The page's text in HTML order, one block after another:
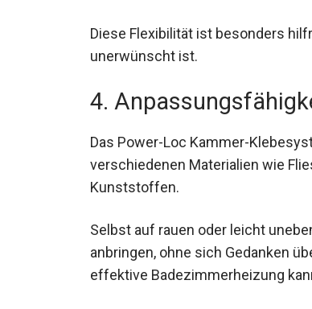
Diese Flexibilität ist besonders
unerwünscht ist.
4.
Das Power-Loc Kammer-
verschiedenen Materialien wie
Kunststoffen.
Selbst auf rauen oder leicht
anbringen, ohne sich Gedanken
effektive Badezimmerheizung